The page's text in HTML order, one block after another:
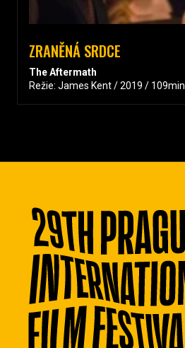
ZRANĚNÁ SRDCE
The Aftermath
Režie: James Kent / 2019 / 109min